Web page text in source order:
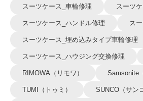
スーツケース_車輪修理 スーツ
スーツケース_ハンドル修理 ス
スーツケース_埋め込みタイプ車輪修理
スーツケース_ハウジング交換修理
RIMOWA（リモワ） Samsonite
TUMI（トゥミ） SUNCO（サン